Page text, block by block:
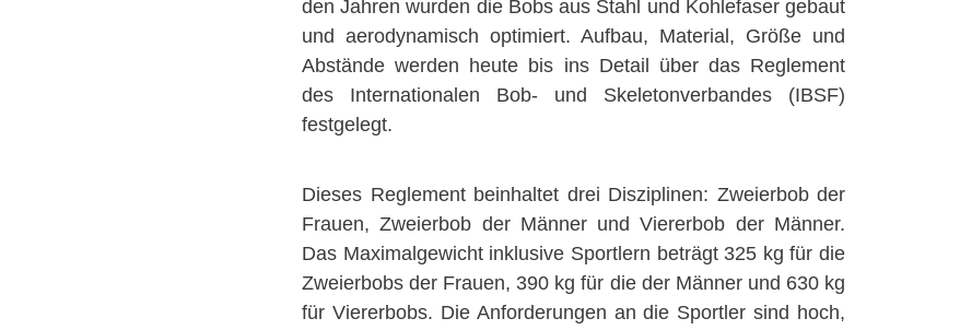
den Jahren wurden die Bobs aus Stahl und Kohlefaser gebaut
und aerodynamisch optimiert. Aufbau, Material, Größe und
Abstände werden heute bis ins Detail über das Reglement
des Internationalen Bob- und Skeletonverbandes (IBSF)
festgelegt.
Dieses Reglement beinhaltet drei Disziplinen: Zweierbob der
Frauen, Zweierbob der Männer und Viererbob der Männer.
Das Maximalgewicht inklusive Sportlern beträgt 325 kg für die
Zweierbobs der Frauen, 390 kg für die der Männer und 630 kg
für Viererbobs. Die Anforderungen an die Sportler sind hoch,